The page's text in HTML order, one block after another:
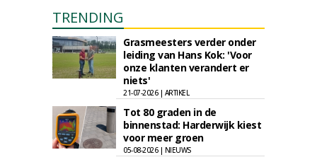
TRENDING
Grasmeesters verder onder
leiding van Hans Kok: 'Voor
onze klanten verandert er
niets'
21-07-2026 | ARTIKEL
Tot 80 graden in de
binnenstad: Harderwijk kiest
voor meer groen
05-08-2026 | NIEUWS